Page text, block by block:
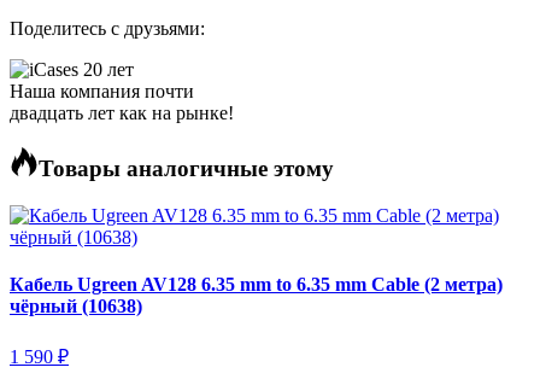
Поделитесь с друзьями:
Наша компания почти
двадцать лет как на рынке!
Товары аналогичные этому
Кабель Ugreen AV128 6.35 mm to 6.35 mm Cable (2 метра)
чёрный (10638)
1 590 ₽